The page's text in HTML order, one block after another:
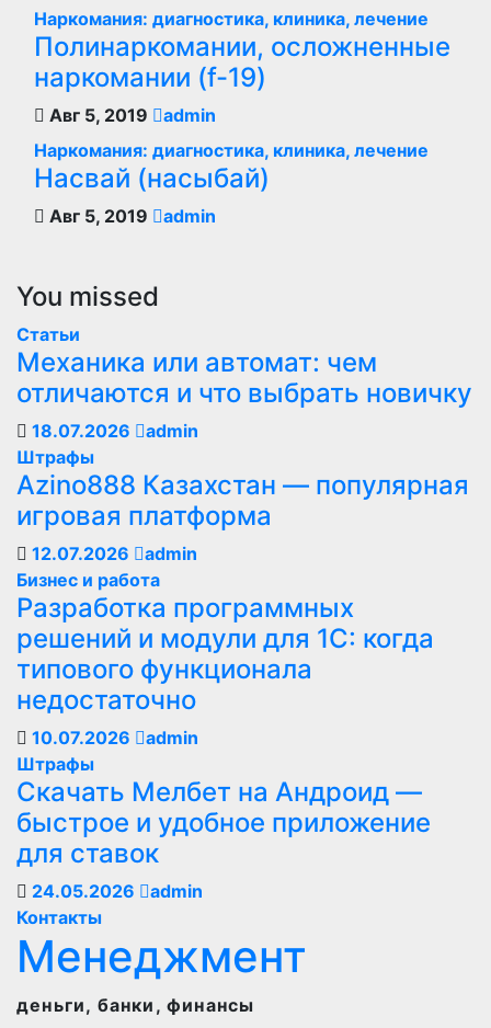
Наркомания: диагностика, клиника, лечение
Полинаркомании, осложненные
наркомании (f-19)
Авг 5, 2019
admin
Наркомания: диагностика, клиника, лечение
Насвай (насыбай)
Авг 5, 2019 admin
You missed
Статьи
Механика или автомат: чем
отличаются и что выбрать новичку
18.07.2026
admin
Штрафы
Azino888 Казахстан — популярная
игровая платформа
12.07.2026
admin
Бизнес и работа
Разработка программных
решений и модули для 1С: когда
типового функционала
недостаточно
10.07.2026
admin
Штрафы
Скачать Мелбет на Андроид —
быстрое и удобное приложение
для ставок
24.05.2026
admin
Контакты
Менеджмент
деньги, банки, финансы